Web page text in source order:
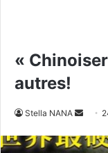
«
autres!
Stella NANA
v